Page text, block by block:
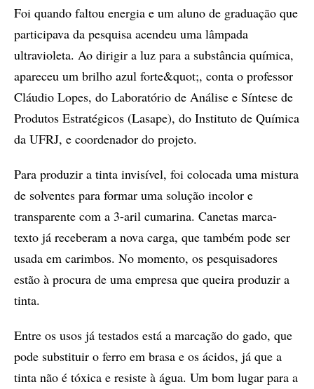
Foi quando faltou energia e um aluno de graduação que
participava da pesquisa acendeu uma lâmpada
ultravioleta. Ao dirigir a luz para a substância química,
apareceu um brilho azul forte&quot;, conta o professor
Cláudio Lopes, do Laboratório de Análise e Síntese de
Produtos Estratégicos (Lasape), do Instituto de Química
da UFRJ, e coordenador do projeto.
Para produzir a tinta invisível, foi colocada uma mistura
de solventes para formar uma solução incolor e
transparente com a 3-aril cumarina. Canetas marca-
texto já receberam a nova carga, que também pode ser
usada em carimbos. No momento, os pesquisadores
estão à procura de uma empresa que queira produzir a
tinta.
Entre os usos já testados está a marcação do gado, que
pode substituir o ferro em brasa e os ácidos, já que a
tinta não é tóxica e resiste à água. Um bom lugar para a